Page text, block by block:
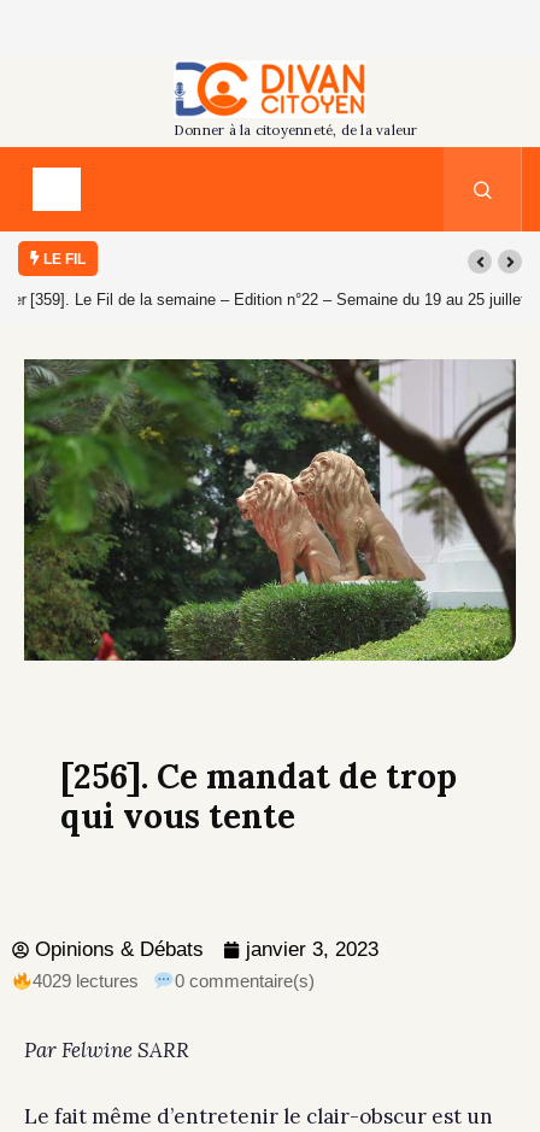
LE FIL
[359]. Le Fil de la semaine – Edition n°22 – Semaine du 19 au 25 juillet
[256]. Ce mandat de trop
qui vous tente
Opinions & Débats janvier 3, 2023
4029 lectures 0 commentaire(s)
Par Felwine SARR
Le fait même d’entretenir le clair-obscur est un